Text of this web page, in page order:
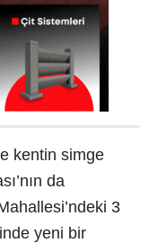
kentin simge
da
3
yeni bir